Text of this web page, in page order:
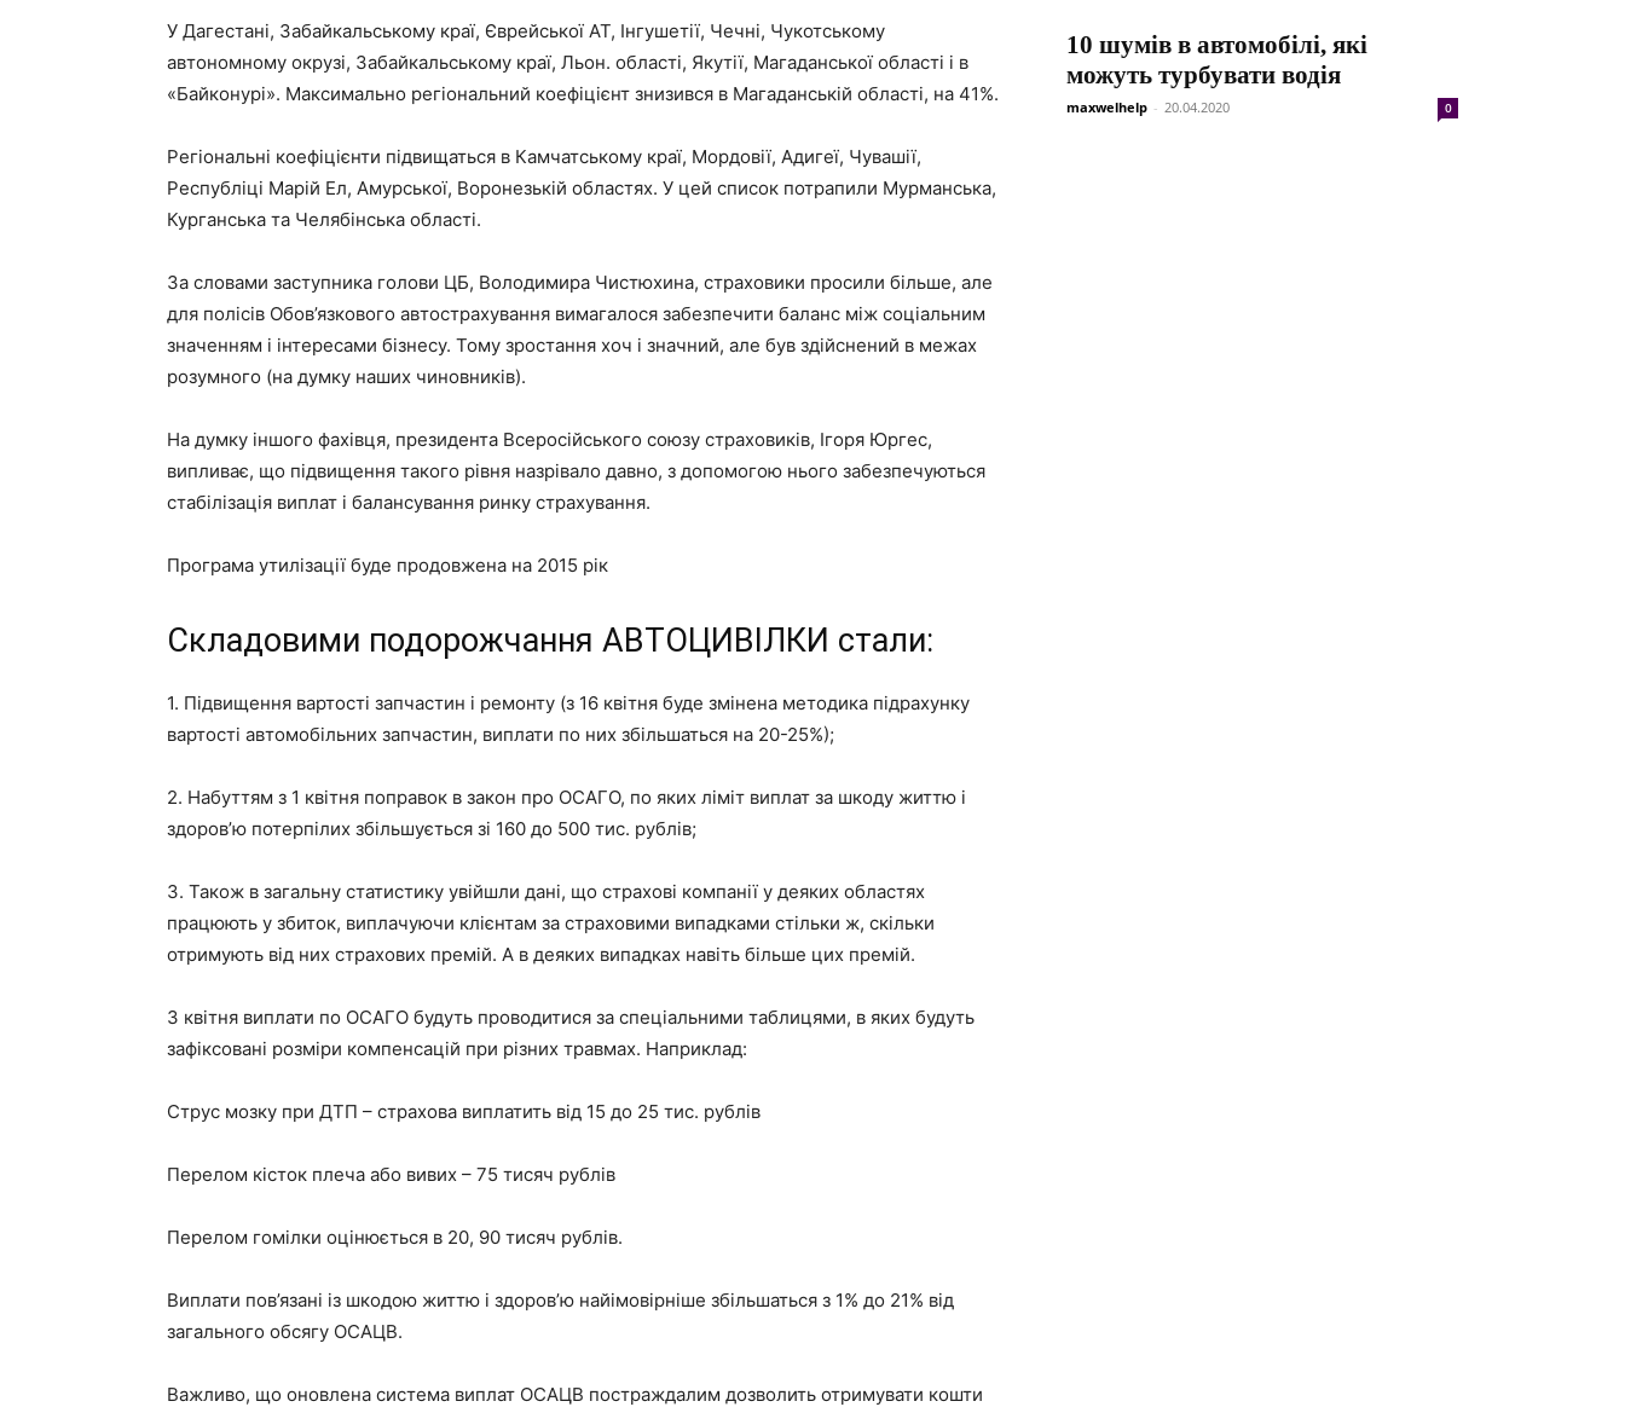
У Дагестані, Забайкальському краї, Єврейської АТ, Інгушетії, Чечні, Чукотському
автономному окрузі, Забайкальському краї, Льон. області, Якутії, Магаданської області і в
«Байконурі». Максимально регіональний коефіцієнт знизився в Магаданській області, на 41%.
Регіональні коефіцієнти підвищаться в Камчатському краї, Мордовії, Адигеї, Чувашії,
Республіці Марій Ел, Амурської, Воронезькій областях. У цей список потрапили Мурманська,
Курганська та Челябінська області.
За словами заступника голови ЦБ, Володимира Чистюхина, страховики просили більше, але
для полісів Обов’язкового автострахування вимагалося забезпечити баланс між соціальним
значенням і інтересами бізнесу. Тому зростання хоч і значний, але був здійснений в межах
розумного (на думку наших чиновників).
На думку іншого фахівця, президента Всеросійського союзу страховиків, Ігоря Юргес,
випливає, що підвищення такого рівня назрівало давно, з допомогою нього забезпечуються
стабілізація виплат і балансування ринку страхування.
Програма утилізації буде продовжена на 2015 рік
Складовими подорожчання АВТОЦИВІЛКИ стали:
1. Підвищення вартості запчастин і ремонту (з 16 квітня буде змінена методика підрахунку
вартості автомобільних запчастин, виплати по них збільшаться на 20-25%);
2. Набуттям з 1 квітня поправок в закон про ОСАГО, по яких ліміт виплат за шкоду життю і
здоров’ю потерпілих збільшується зі 160 до 500 тис. рублів;
3. Також в загальну статистику увійшли дані, що страхові компанії у деяких областях
працюють у збиток, виплачуючи клієнтам за страховими випадками стільки ж, скільки
отримують від них страхових премій. А в деяких випадках навіть більше цих премій.
З квітня виплати по ОСАГО будуть проводитися за спеціальними таблицями, в яких будуть
зафіксовані розміри компенсацій при різних травмах. Наприклад:
Струс мозку при ДТП – страхова виплатить від 15 до 25 тис. рублів
Перелом кісток плеча або вивих – 75 тисяч рублів
Перелом гомілки оцінюється в 20, 90 тисяч рублів.
Виплати пов’язані із шкодою життю і здоров’ю найімовірніше збільшаться з 1% до 21% від
загального обсягу ОСАЦВ.
Важливо, що оновлена система виплат ОСАЦВ постраждалим дозволить отримувати кошти
10 шумів в автомобілі, які
можуть турбувати водія
maxwelhelp - 20.04.2020 0